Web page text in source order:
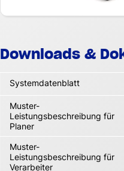
Downloads &
Systemdatenblatt
Muster-
Leistungsbeschreibung für
Planer
Muster-
Leistungsbeschreibung für
Verarbeiter